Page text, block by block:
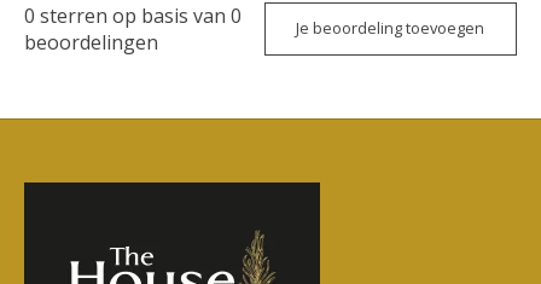
0 sterren op basis van 0
beoordelingen
Je beoordeling toevoegen